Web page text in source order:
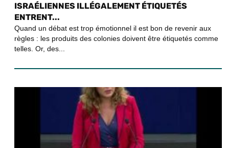
ISRAÉLIENNES ILLÉGALEMENT ÉTIQUETÉS
ENTRENT...
Quand un débat est trop émotionnel il est bon de revenir aux
règles : les produits des colonies doivent être étiquetés comme
telles. Or, des...